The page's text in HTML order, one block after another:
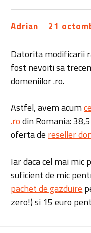
Adrian 21
Datorita modificarii
fost nevoiti sa
domeniilor .ro.
Astfel, avem acum
.rodin Romania:
oferta dereseller
Iar daca cel mai mic
suficient de mic
pachet de gazduire
zero!) si 15 euro